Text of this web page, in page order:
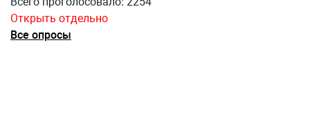
Открыть отдельно
Все опросы